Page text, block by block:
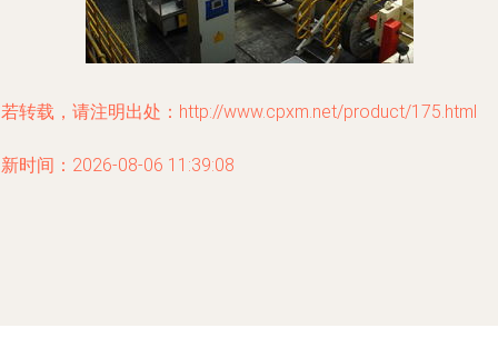
转载，请注明出处：http://www.cpxm.net/product/175.html
时间：2026-08-06 11:39:08